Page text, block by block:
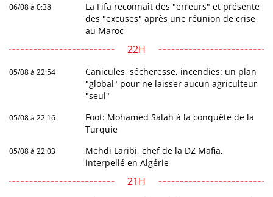
06/08 à 0:38
La Fifa reconnaît des "erreurs" et présente
des "excuses" après une réunion de crise
au Maroc
22H
05/08 à 22:54
Canicules, sécheresse, incendies: un plan
"global" pour ne laisser aucun agriculteur
"seul"
05/08 à 22:16
Foot: Mohamed Salah à la conquête de la
Turquie
05/08 à 22:03
Mehdi Laribi, chef de la DZ Mafia,
interpellé en Algérie
21H